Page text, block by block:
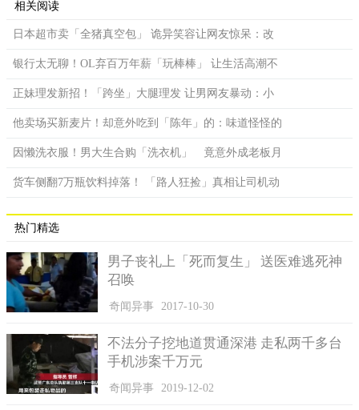
「机车怎么跑了…枋寮离奇实录」。据了解，这起车祸发生在13
日下午5点15分左右，地点是在枋寮乡台一线中山路二段与建兴路
撞，导致骑士的右小腿受伤。
没想到机车却突然暴冲，骑士在后面追不上。
正当骑士准备把车停好，要和小客车驾驶理论时，
相关阅读
日本超市卖「全猪真空包」 诡异笑容让网友惊呆：改
银行太无聊！OL弃百万年薪「玩棒棒」 让生活高潮不
正妹理发新招！「跨坐」大腿理发 让男网友暴动：小
他卖场买新麦片！却意外吃到「陈年」的：味道怪怪的
因懒洗衣服！男大生合购「洗衣机」 竟意外成老板月
货车侧翻7万瓶饮料掉落！ 「路人狂捡」真相让司机动
热门精选
男子丧礼上「死而复生」 送医难逃死神
召唤
奇闻异事 2017-10-30
不法分子挖地道贯通深港 走私两千多台
手机涉案千万元
奇闻异事 2019-12-02